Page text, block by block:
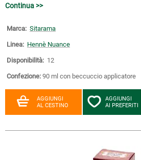
Continua >>
Marca: Sitarama
Linea: Hennè Nuance
Disponibilità: 12
Confezione: 90 ml con beccuccio applicatore
AGGIUNGI
AL CESTINO
AGGIUNGI
AI PREFERITI